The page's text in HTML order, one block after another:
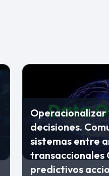
decisiones.
sistemas entre
transaccionales
predictivos